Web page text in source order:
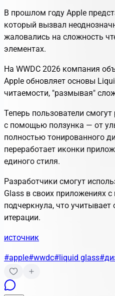
В прошлом году Apple
который вызвал
жаловались на сложность
элементах.
На WWDC 2026 компания
Apple обновляет основы
читаемости, "размывая"
Теперь пользователи
с помощью ползунка — от
полностью тонированного
переработает иконки
единого стиля.
Разработчики смогут
Glass в своих приложениях
подчеркнула, что
итерации.
источник
#apple#wwdc#liquid glass